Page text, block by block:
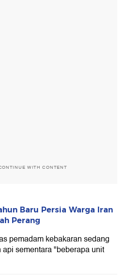
WITH CONTENT
Baru Persia Warga Iran
Perang
pemadam kebakaran sedang
sementara "beberapa unit